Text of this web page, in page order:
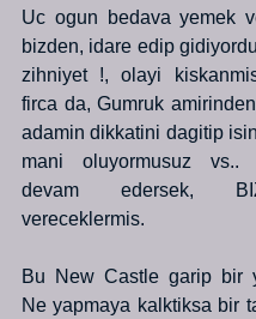
Uc ogun bedava yemek
bizden, idare edip
zihniyet !, olayi
firca da, Gumruk
adamin dikkatini dagitip
mani oluyormusuz vs..
devam edersek,
vereceklermis.
Bu New Castle garip bir
Ne yapmaya kalktiksa bir